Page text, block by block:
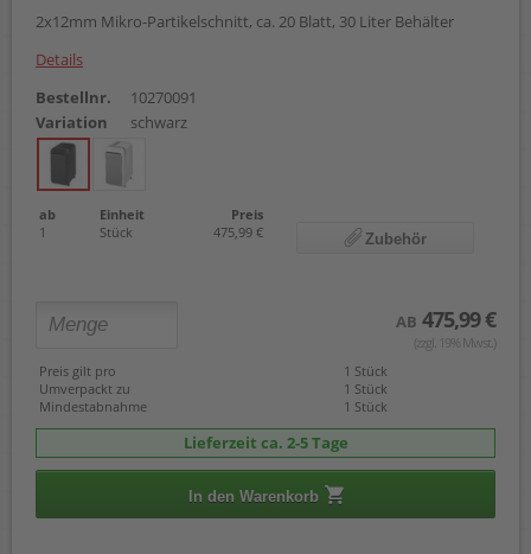
2x12mm Mikro-Partikelschnitt, ca. 20 Blatt, 30 Liter Behälter
Details
Bestellnr.
10270091
Variation
schwarz
ab Einheit
Preis
1
Stück 475,99 € Zubehör
AB 475,99 €
(zzgl. 19% Mwst.)
Preis gilt pro
1 Stück
Umverpackt zu
1 Stück
Mindestabnahme
1 Stück
Lieferzeit ca. 2-5 Tage
In den Warenkorb